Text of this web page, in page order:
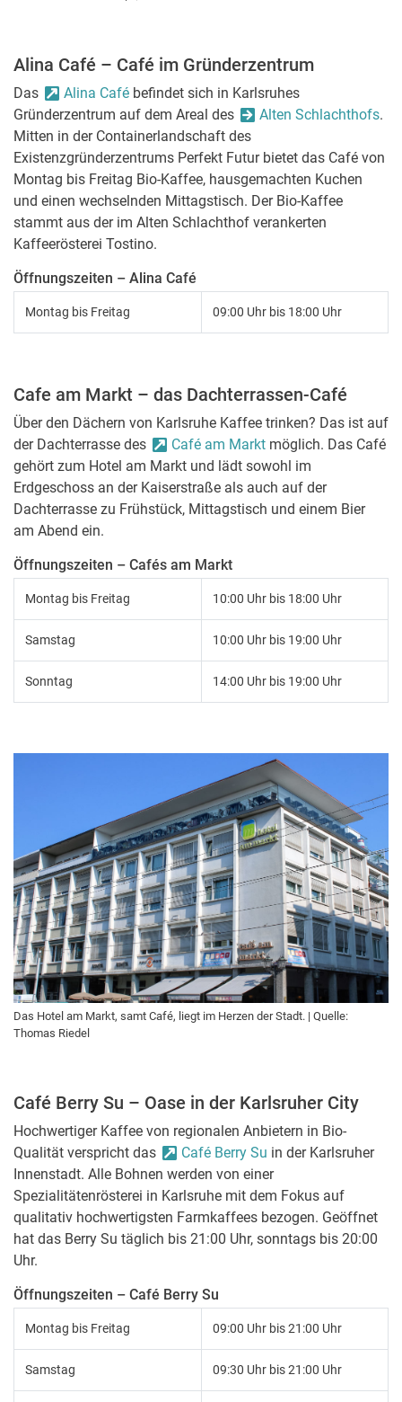
Alina Café – Café im Gründerzentrum
Das Alina Café befindet sich in Karlsruhes
Gründerzentrum auf dem Areal des
Alten Schlachthofs.
Mitten in der Containerlandschaft des
Existenzgründerzentrums Perfekt Futur bietet das Café von
Montag bis Freitag Bio-Kaffee, hausgemachten Kuchen
und einen wechselnden Mittagstisch. Der Bio-Kaffee
stammt aus der im Alten Schlachthof verankerten
Kaffeerösterei Tostino.
Öffnungszeiten – Alina Café
Montag bis Freitag 09:00 Uhr bis 18:00 Uhr
Cafe am Markt – das Dachterrassen-Café
Über den Dächern von Karlsruhe Kaffee trinken? Das ist auf
der Dachterrasse des
Café am Markt möglich. Das Café
gehört zum Hotel am Markt und lädt sowohl im
Erdgeschoss an der Kaiserstraße als auch auf der
Dachterrasse zu Frühstück, Mittagstisch und einem Bier
am Abend ein.
Öffnungszeiten – Cafés am Markt
Montag bis Freitag 10:00 Uhr bis 18:00 Uhr
Samstag 10:00 Uhr bis 19:00 Uhr
Sonntag 14:00 Uhr bis 19:00 Uhr
Das Hotel am Markt, samt Café, liegt im Herzen der Stadt. | Quelle:
Thomas Riedel
Café Berry Su – Oase in der Karlsruher City
Hochwertiger Kaffee von regionalen Anbietern in Bio-
Qualität verspricht das
Café Berry Su in der Karlsruher
Innenstadt. Alle Bohnen werden von einer
Spezialitätenrösterei in Karlsruhe mit dem Fokus auf
qualitativ hochwertigsten Farmkaffees bezogen. Geöffnet
hat das Berry Su täglich bis 21:00 Uhr, sonntags bis 20:00
Uhr.
Öffnungszeiten – Café Berry Su
Montag bis Freitag 09:00 Uhr bis 21:00 Uhr
Samstag 09:30 Uhr bis 21:00 Uhr